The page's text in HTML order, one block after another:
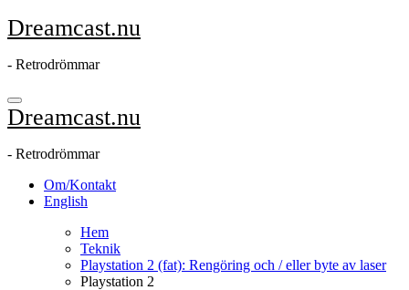
Hoppa
till
Dreamcast.nu
- Retrodrömmar
Dreamcast.nu
- Retrodrömmar
Om/Kontakt
English
Hem
Teknik
Playstation 2 (fat): Rengöring och / eller byte av laser
Playstation 2